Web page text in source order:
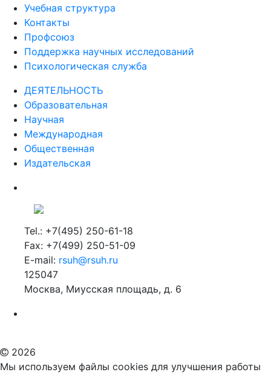
Учебная структура
Контакты
Профсоюз
Поддержка научных исследований
Психологическая служба
ДЕЯТЕЛЬНОСТЬ
Образовательная
Научная
Международная
Общественная
Издательская
Tel.: +7(495) 250-61-18
Fax: +7(499) 250-51-09
E-mail: rsuh@rsuh.ru
125047
Москва, Миусская площадь, д. 6
2026
Мы используем файлы cookies для улучшения работы